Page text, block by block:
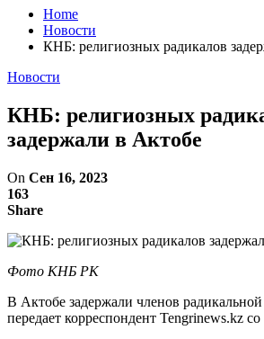
Home
Новости
КНБ: религиозных радикалов
Новости
КНБ: религиозных
задержали в Актобе
On Сен 16, 2023
163
Share
Фото КНБ РК
В Актобе задержали членов
передает корреспондент Tengrinews.kz